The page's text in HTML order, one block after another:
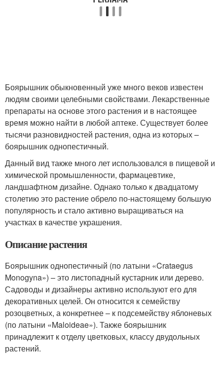
Боярышник обыкновенный уже много веков известен
людям своими целебными свойствами. Лекарственные
препараты на основе этого растения и в настоящее
время можно найти в любой аптеке. Существует более
тысячи разновидностей растения, одна из которых –
боярышник однопестичный.
Данный вид также много лет использовался в пищевой и
химической промышленности, фармацевтике,
ландшафтном дизайне. Однако только к двадцатому
столетию это растение обрело по-настоящему большую
популярность и стало активно выращиваться на
участках в качестве украшения.
Описание растения
Боярышник однопестичный (по латыни «Crataegus
Monogyna») – это листопадный кустарник или дерево.
Садоводы и дизайнеры активно используют его для
декоративных целей. Он относится к семейству
розоцветных, а конкретнее – к подсемейству яблоневых
(по латыни «Maloideae»). Также боярышник
принадлежит к отделу цветковых, классу двудольных
растений.